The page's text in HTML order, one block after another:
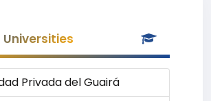
Privada del Guairá